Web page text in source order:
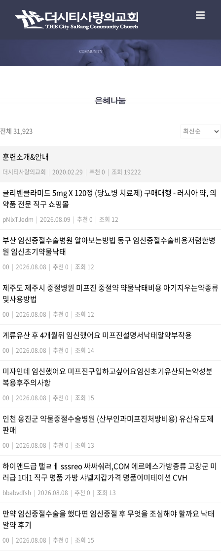
전체 31,923
훈련소개&안내
더시티사랑의교회 | 2020.02.29 | 추천 0 | 조회 19222
글리벤클라미드 5mg X 120정 (당뇨병 치료제) 구매대행 - 러시아 약, 의
약품 전문 직구 쇼핑몰
pNlxTJedm | 2026.08.09 | 추천 0 | 조회 12
부산 임신중절수술병원 알아보는방법 동구 임신중절수술비용저렴한병
원 임신초기약물낙­태
00 | 2026.08.08 | 추천 0 | 조회 12
제주도 제주시 중절병원 미프진 중절약 약물낙태비용 아기지우는약종류
및사용방법
00 | 2026.08.08 | 추천 0 | 조회 12
계류유산 후 4개월뒤 임신했어요 미프진설명서낙­태알약부작용
00 | 2026.08.08 | 추천 0 | 조회 14
미자인데 임신했어요 미프진구입하고싶어요임신초기유산되는약성분
복용후주의사항
00 | 2026.08.08 | 추천 0 | 조회 15
인천 옹진군 약물중절수술병원 (산부인과미프진처방비용) 유산유도제
판매
00 | 2026.08.08 | 추천 0 | 조회 13
하이앤드급 탤ㄹㅔ sssreo 싸싸숴러,COM 에르메스가방종류 고창군 미
러급 1대1 직구 명품 가방 샤넬지갑가격 명품이미테이션 CVH
bbabvdfsh | 2026.08.08 | 추천 0 | 조회 13
만약 임신중절수술을 했다면 임신중절 후 무엇을 조심해야 할까요 낙­태
알약 후기
00 | 2026.08.08 | 추천 0 | 조회 15